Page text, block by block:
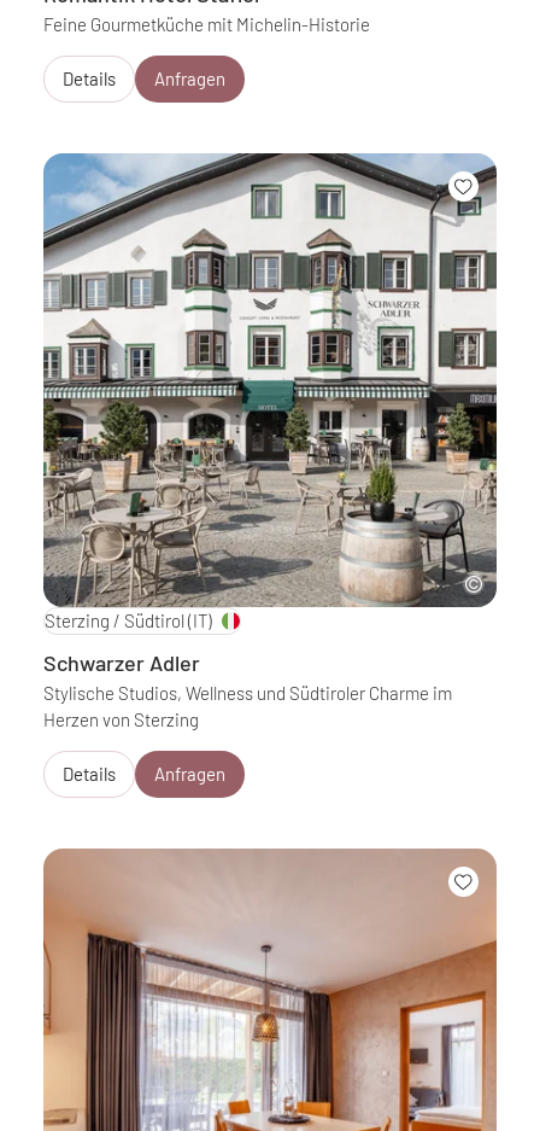
Feine Gourmetküche mit Michelin-Historie
Details Anfragen
Sterzing / Südtirol (IT)
Schwarzer Adler
Stylische Studios, Wellness und Südtiroler Charme im
Herzen von Sterzing
Details Anfragen